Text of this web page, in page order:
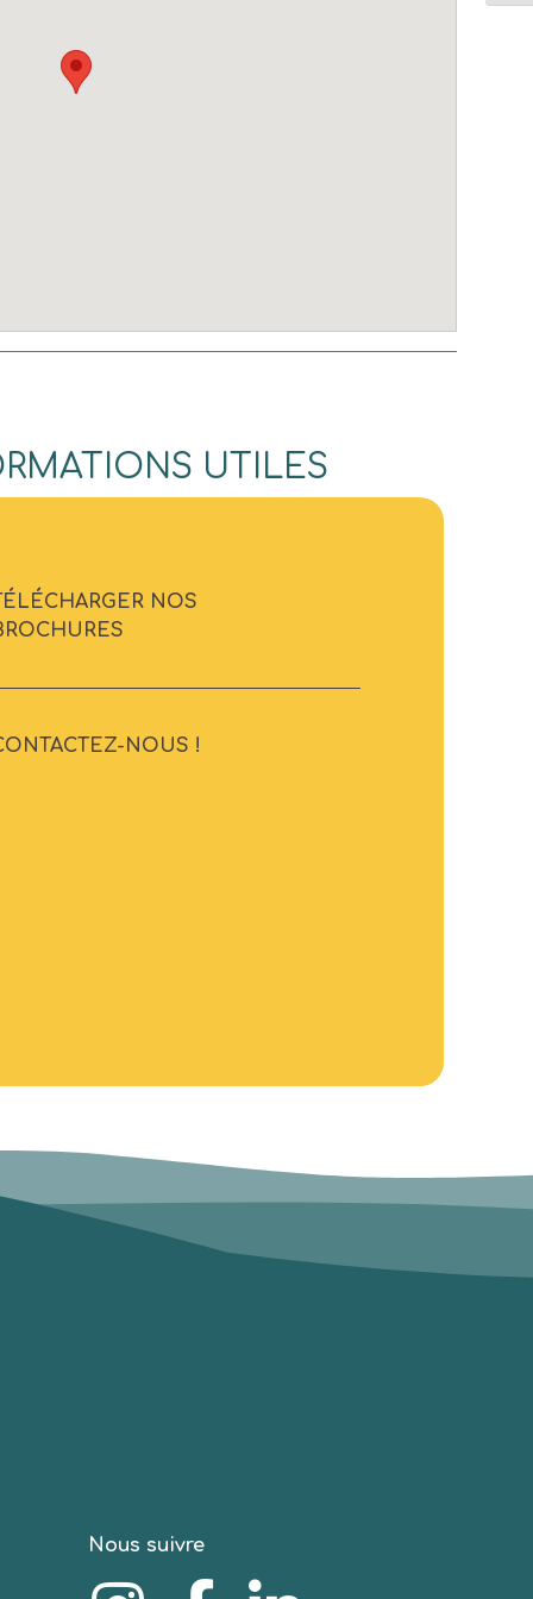
UTILES
NOS
NOUS !
Nous suivre